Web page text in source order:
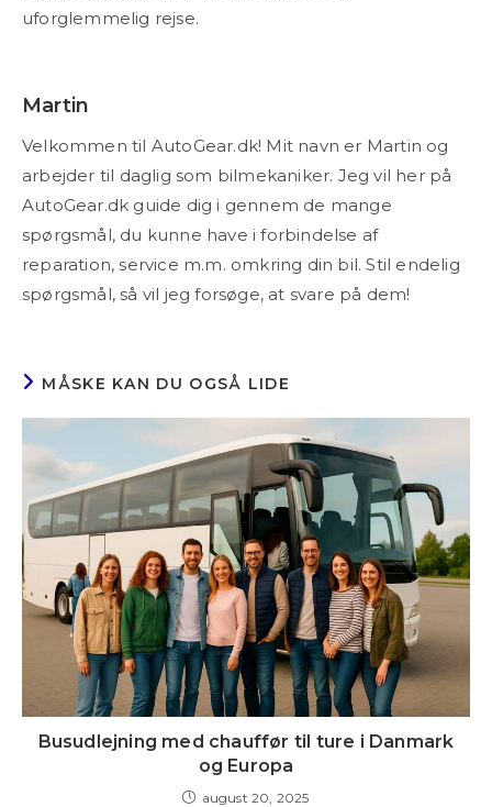
uforglemmelig rejse.
Martin
Velkommen til AutoGear.dk! Mit navn er Martin og
arbejder til daglig som bilmekaniker. Jeg vil her på
AutoGear.dk guide dig i gennem de mange
spørgsmål, du kunne have i forbindelse af
reparation, service m.m. omkring din bil. Stil endelig
spørgsmål, så vil jeg forsøge, at svare på dem!
MÅSKE KAN DU OGSÅ LIDE
Busudlejning med chauffør til ture i Danmark
og Europa
august 20, 2025